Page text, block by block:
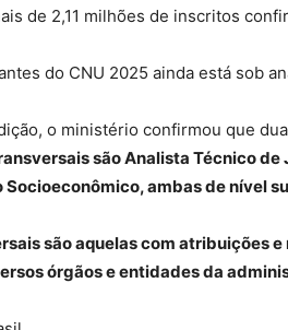
de 2,11 milhões de inscritos
do CNU 2025 ainda está sob
o ministério confirmou que
são Analista Técnico
ambas de nível
são aquelas com atribuições
órgãos e entidades da